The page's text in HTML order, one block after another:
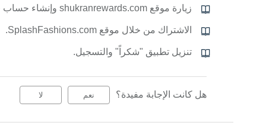
زيارة موقع shukranrewards.com وإنشاء حساب جديد.
الاشتراك من خلال موقع SplashFashions.com.
تنزيل تطبيق "شكراً" والتسجيل.
هل كانت الإجابة مفيدة؟ نعم لا